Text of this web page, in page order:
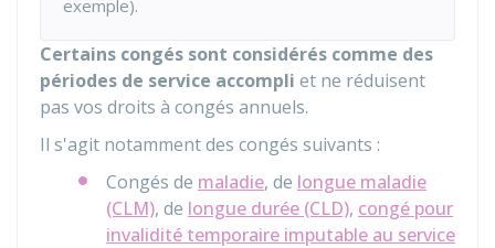
exemple).
Certains congés sont considérés comme des
périodes de service accompli et ne réduisent
pas vos droits à congés annuels.
Il s'agit notamment des congés suivants :
Congés de maladie, de longue maladie
(CLM), de longue durée (CLD), congé pour
invalidité temporaire imputable au service